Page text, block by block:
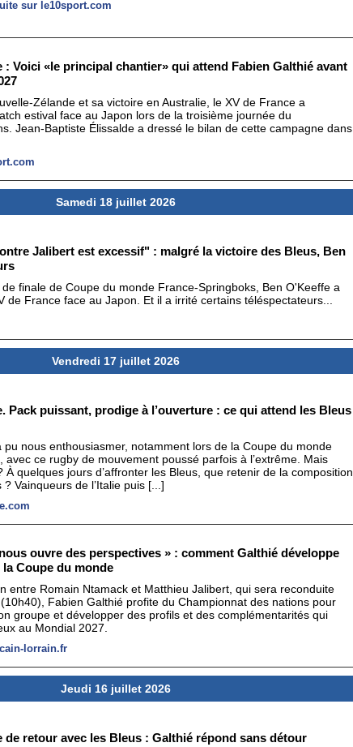
sur le10sport.com
: Voici «le principal chantier» qui attend Fabien Galthié avant
Zélande et sa victoire en Australie, le XV de France a
estival face au Japon lors de la troisième journée du
Jean-Baptiste Élissalde a dressé le bilan de cette campagne dans
Samedi 18 juillet 2026
Jalibert est excessif" : malgré la victoire des Bleus, Ben
finale de Coupe du monde France-Springboks, Ben O'Keeffe a
de France face au Japon. Et il a irrité certains téléspectateurs...
Vendredi 17 juillet 2026
Pack puissant, prodige à l’ouverture : ce qui attend les Bleus
pu nous enthousiasmer, notamment lors de la Coupe du monde
avec ce rugby de mouvement poussé parfois à l’extrême. Mais
À quelques jours d’affronter les Bleus, que retenir de la composition
Vainqueurs de l’Italie puis [...]
ouvre des perspectives » : comment Galthié développe
Coupe du monde
entre Romain Ntamack et Matthieu Jalibert, qui sera reconduite
Fabien Galthié profite du Championnat des nations pour
groupe et développer des profils et des complémentarités qui
au Mondial 2027.
lorrain.fr
Jeudi 16 juillet 2026
de retour avec les Bleus : Galthié répond sans détour